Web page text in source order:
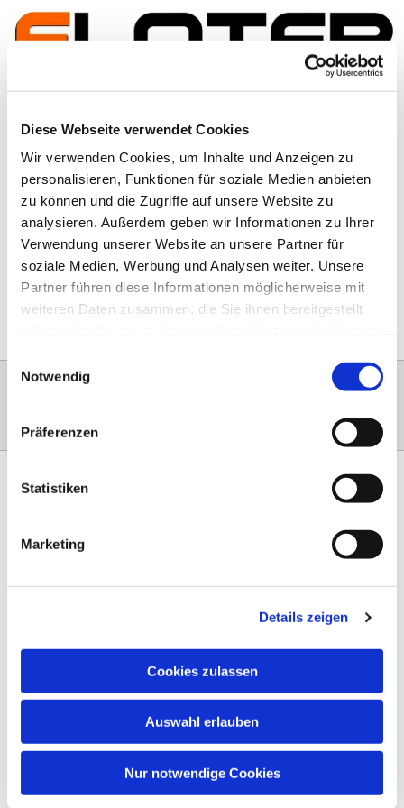
Diese Webseite verwendet Cookies
Wir verwenden Cookies, um Inhalte und Anzeigen zu
personalisieren, Funktionen für soziale Medien anbieten
zu können und die Zugriffe auf unsere Website zu
analysieren. Außerdem geben wir Informationen zu Ihrer
Verwendung unserer Website an unsere Partner für
soziale Medien, Werbung und Analysen weiter. Unsere
Partner führen diese Informationen möglicherweise mit
weiteren Daten zusammen, die Sie ihnen bereitgestellt
Einwilligungsauswahl
Notwendig
Präferenzen
Statistiken
Marketing
Details zeigen
Cookies zulassen
Auswahl erlauben
Nur notwendige Cookies
Zum Inhalt springen
Artikelsuche
Rechtliches
Hier geht es zu unserenAGB , zumWiderrufsrecht, zum
Impressum und zu unseremDatenschutz.
0151 68134038
Datenschutz
AGB
Widerruf